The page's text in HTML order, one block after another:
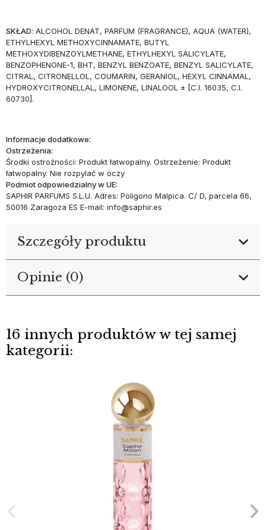
SKŁAD: ALCOHOL DENAT, PARFUM (FRAGRANCE), AQUA (WATER),
ETHYLHEXYL METHOXYCINNAMATE, BUTYL
METHOXYDIBENZOYLMETHANE, ETHYLHEXYL SALICYLATE,
BENZOPHENONE-1, BHT, BENZYL BENZOATE, BENZYL SALICYLATE,
CITRAL, CITRONELLOL, COUMARIN, GERANIOL, HEXYL CINNAMAL,
HYDROXYCITRONELLAL, LIMONENE, LINALOOL ± [C.I. 16035, C.I.
60730].
Informacje dodatkowe:
Ostrzeżenia:
Środki ostrożności: Produkt łatwopalny. Ostrzeżenie: Produkt
łatwopalny. Nie rozpylać w oczy
Podmiot odpowiedzialny w UE:
SAPHIR PARFUMS S.L.U. Adres: Poligono Malpica. C/ D, parcela 66,
50016 Zaragoza ES E-mail: info@saphir.es
Szczegóły produktu
Opinie (0)
16 innych produktów w tej samej
kategorii: